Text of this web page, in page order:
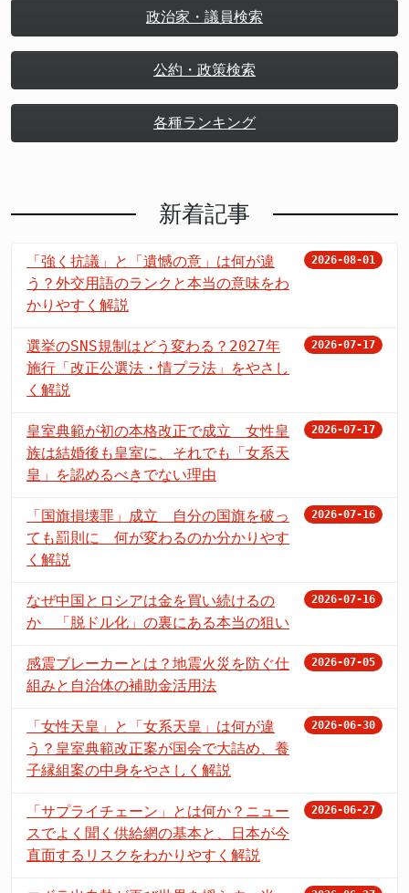
政治家・議員検索
公約・政策検索
各種ランキング
新着記事
「強く抗議」と「遺憾の意」は何が違
う？外交用語のランクと本当の意味をわ
かりやすく解説
2026-08-01
選挙のSNS規制はどう変わる？2027年
施行「改正公選法・情プラ法」をやさし
く解説
2026-07-17
皇室典範が初の本格改正で成立 女性皇
族は結婚後も皇室に、それでも「女系天
皇」を認めるべきでない理由
2026-07-17
「国旗損壊罪」成立 自分の国旗を破っ
ても罰則に 何が変わるのか分かりやす
く解説
2026-07-16
なぜ中国とロシアは金を買い続けるの
か 「脱ドル化」の裏にある本当の狙い
2026-07-16
感震ブレーカーとは？地震火災を防ぐ仕
組みと自治体の補助金活用法
2026-07-05
「女性天皇」と「女系天皇」は何が違
う？皇室典範改正案が国会で大詰め、養
子縁組案の中身をやさしく解説
2026-06-30
「サプライチェーン」とは何か？ニュー
スでよく聞く供給網の基本と、日本が今
直面するリスクをわかりやすく解説
2026-06-27